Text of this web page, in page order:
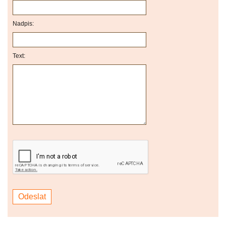
Nadpis:
Text: